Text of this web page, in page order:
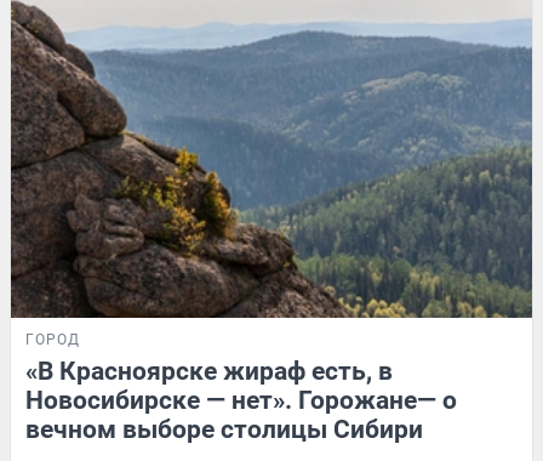
ГОРОД
«В Красноярске жираф есть, в
Новосибирске — нет». Горожане— о
вечном выборе столицы Сибири